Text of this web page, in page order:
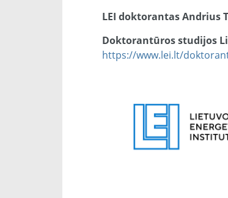
LEI doktorantas Andrius
Doktorantūros studijos
https://www.lei.lt/